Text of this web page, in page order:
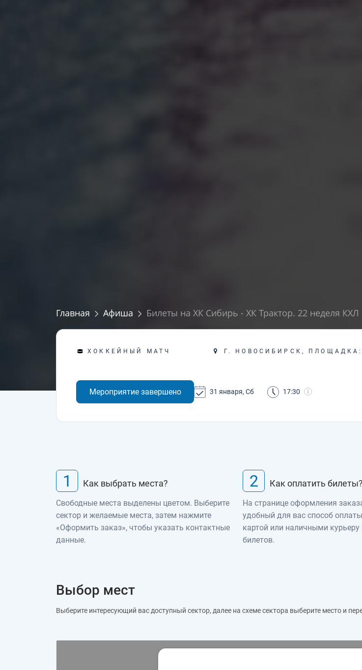
Главная Афиша Билеты на ХК Сибирь - ХК Трактор. 22 неделя КХЛ
ХОККЕЙНЫЙ МАТЧ Г. НОВОСИБИРСК,
Мероприятие завершено 31 января, Сб 17:30
1 Как выбрать места?
Свободные места выделены цветом. Выберите
сектор и желаемые места, затем нажмите
«Оформить заказ», чтобы указать контактные
данные.
2 Как оплатить билеты?
На странице оформления
удобный для вас способ
картой или наличными курьеру
билетов.
Выбор мест
Выберите интересующий вас доступный сектор, далее на схеме сектора выберите место и